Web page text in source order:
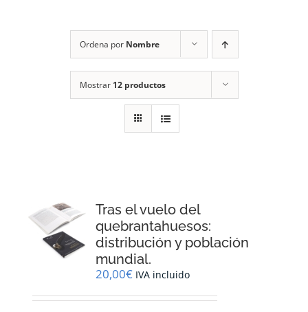
CONTACTO
CARRITO
Ordena por Nombre
Mostrar 12 productos
Tras el vuelo del
quebrantahuesos:
distribución y población
mundial.
20,00€ IVA incluido